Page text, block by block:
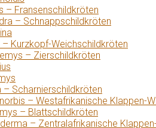
– Fransenschildkröten
– Schnappschildkröten
– Kurzkopf-Weichschildkröten
– Zierschildkröten
– Scharnierschildkröten
– Westafrikanische Klappen-
– Blattschildkröten
– Zentralafrikanische